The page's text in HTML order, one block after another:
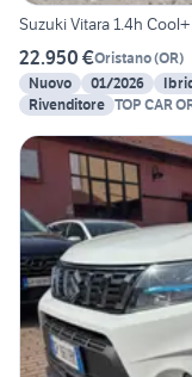
Suzuki Vitara 1.4h
22.950 €Oristano(OR)
Nuovo
01/2026
Rivenditore TOP CAR